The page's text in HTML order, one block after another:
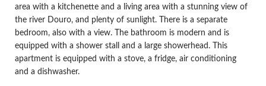
area with a kitchenette and a living area with a stunning view of
the river Douro, and plenty of sunlight. There is a separate
bedroom, also with a view. The bathroom is modern and is
equipped with a shower stall and a large showerhead. This
apartment is equipped with a stove, a fridge, air conditioning
and a dishwasher.